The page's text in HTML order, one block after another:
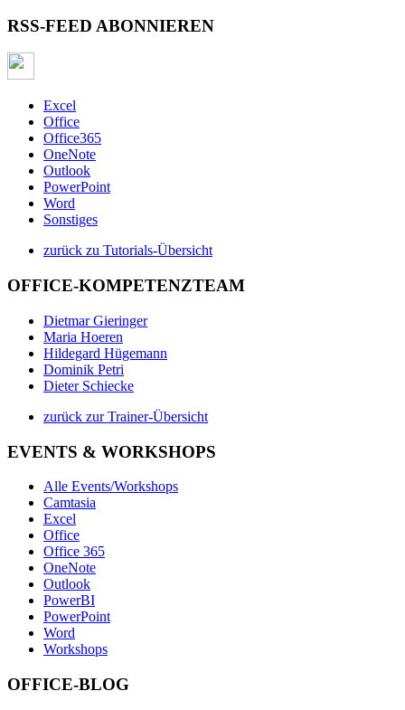
RSS-FEED ABONNIEREN
Excel
Office
Office365
OneNote
Outlook
PowerPoint
Word
Sonstiges
zurück zu Tutorials-Übersicht
OFFICE-KOMPETENZTEAM
Dietmar Gieringer
Maria Hoeren
Hildegard Hügemann
Dominik Petri
Dieter Schiecke
zurück zur Trainer-Übersicht
EVENTS & WORKSHOPS
Alle Events/Workshops
Camtasia
Excel
Office
Office 365
OneNote
Outlook
PowerBI
PowerPoint
Word
Workshops
OFFICE-BLOG